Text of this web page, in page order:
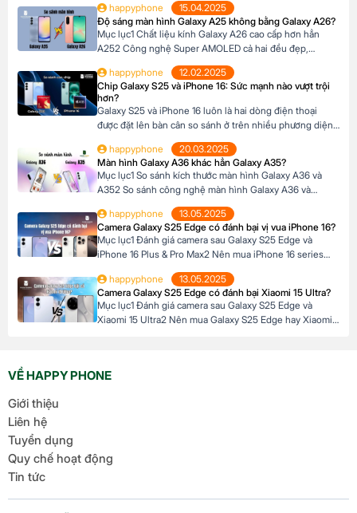
Với mức giá chênh lệch khoảng 6 triệu đồng giữa hai
phiên bản, nhiều người dùng đang băn khoăn liệu […]
happyphone
15.04.2025
Độ sáng màn hình Galaxy A25 không bằng Galaxy A26?
Mục lục1 Chất liệu kính Galaxy A26 cao cấp hơn hẳn
A252 Công nghệ Super AMOLED cả hai đều đẹp,
quét 120Hz5 Độ sáng tối đa Galaxy A26 vượt trội hơn6
Độ phân giải, độ sâu màu7 Hỗ trợ HDR là điểm yếu
chung8 Nên […]
happyphone
12.02.2025
Chip Galaxy S25 và iPhone 16: Sức mạnh nào vượt trội
hơn?
Galaxy S25 và iPhone 16 luôn là hai dòng điện thoại
được đặt lên bàn cân so sánh ở trên nhiều phương diện
sánh hai con chip Snapdragon 8 Elite và Apple A18 trên
hai dòng điện thoại này với nhau. Mục lục1 […]
happyphone
20.03.2025
Màn hình Galaxy A36 khác hẳn Galaxy A35?
Mục lục1 So sánh kích thước màn hình Galaxy A36 và
A352 So sánh công nghệ màn hình Galaxy A36 và
A352.1 Công nghệ màn hình Super AMOLED và độ phân
giải2.2 So sánh độ sáng màn hình 3 Màn hình Galaxy
A36 có tốt hơn Galaxy A35? So sánh kích thước màn
hình Galaxy A36 […]
happyphone
13.05.2025
Camera Galaxy S25 Edge có đánh bại vị vua iPhone 16?
Mục lục1 Đánh giá camera sau Galaxy S25 Edge và
iPhone 16 Plus & Pro Max2 Nên mua iPhone 16 series
S25 Edge và iPhone 16 Plus & Pro Max Đánh giá camera
sau Galaxy S25 Edge và iPhone 16 Plus & Pro Max 1.
Camera […]
happyphone
13.05.2025
Camera Galaxy S25 Edge có đánh bại Xiaomi 15 Ultra?
Mục lục1 Đánh giá camera sau Galaxy S25 Edge và
Xiaomi 15 Ultra2 Nên mua Galaxy S25 Edge hay Xiaomi
Edge và Xiaomi […]
VỀ HAPPY PHONE
Giới thiệu
Liên hệ
Tuyển dụng
Quy chế hoạt động
Tin tức